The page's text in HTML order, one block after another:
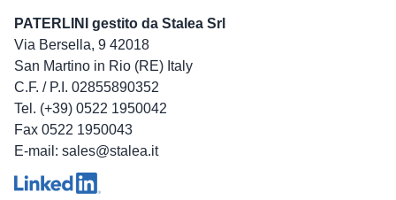
PATERLINI gestito da Stalea Srl
Via Bersella, 9 42018
San Martino in Rio (RE) Italy
C.F. / P.I. 02855890352
Tel. (+39) 0522 1950042
Fax 0522 1950043
E-mail: sales@stalea.it